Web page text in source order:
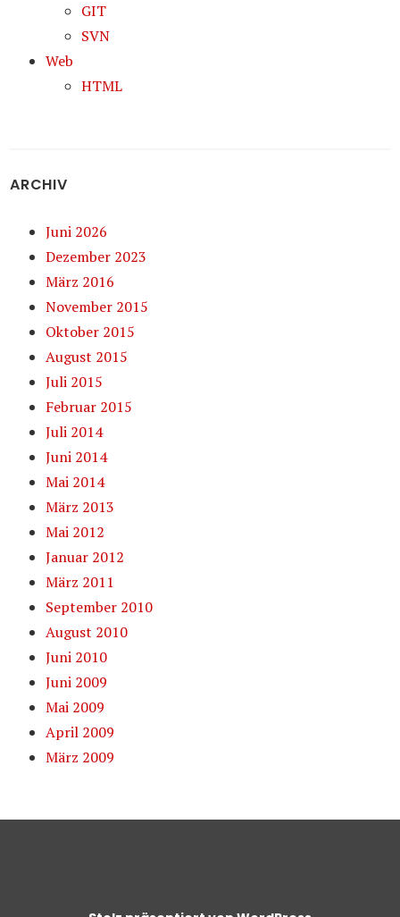
GIT
SVN
Web
HTML
ARCHIV
Juni 2026
Dezember 2023
März 2016
November 2015
Oktober 2015
August 2015
Juli 2015
Februar 2015
Juli 2014
Juni 2014
Mai 2014
März 2013
Mai 2012
Januar 2012
März 2011
September 2010
August 2010
Juni 2010
Juni 2009
Mai 2009
April 2009
März 2009